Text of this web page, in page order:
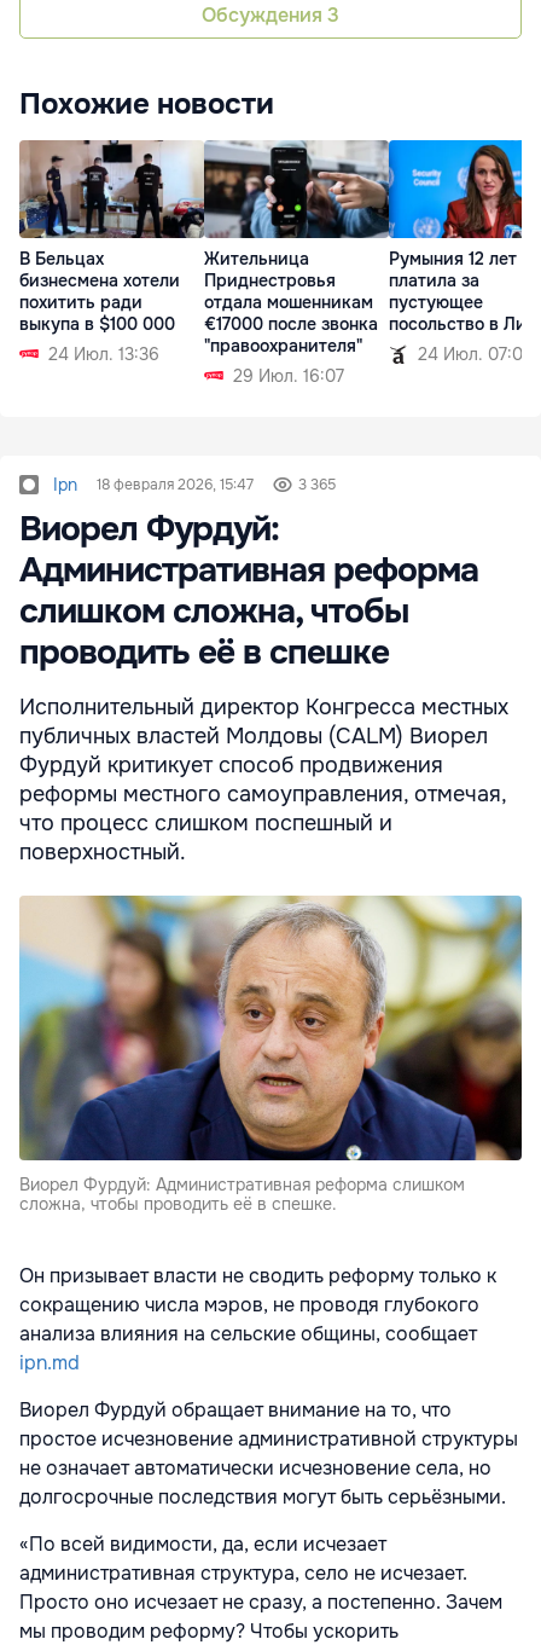
Обсуждения 3
Похожие новости
В Бельцах
бизнесмена хотели
похитить ради
выкупа в $100 000
24 Июл. 13:36
Жительница
Приднестровья
отдала мошенникам
€17000 после звонка
"правоохранителя"
29 Июл. 16:07
Румыния 12 лет
платила за
пустующее
посольство в
24 Июл. 07:09
Ipn 18 февраля 2026, 15:47 3 365
Виорел Фурдуй:
Административная реформа
слишком сложна, чтобы
проводить её в спешке
Исполнительный директор Конгресса местных
публичных властей Молдовы (CALM) Виорел
Фурдуй критикует способ продвижения
реформы местного самоуправления, отмечая,
что процесс слишком поспешный и
поверхностный.
Виорел Фурдуй: Административная реформа слишком
сложна, чтобы проводить её в спешке.
Он призывает власти не сводить реформу только к
сокращению числа мэров, не проводя глубокого
анализа влияния на сельские общины, сообщает
ipn.md
Виорел Фурдуй обращает внимание на то, что
простое исчезновение административной структуры
не означает автоматически исчезновение села, но
долгосрочные последствия могут быть серьёзными.
«По всей видимости, да, если исчезает
административная структура, село не исчезает.
Просто оно исчезает не сразу, а постепенно. Зачем
мы проводим реформу? Чтобы ускорить